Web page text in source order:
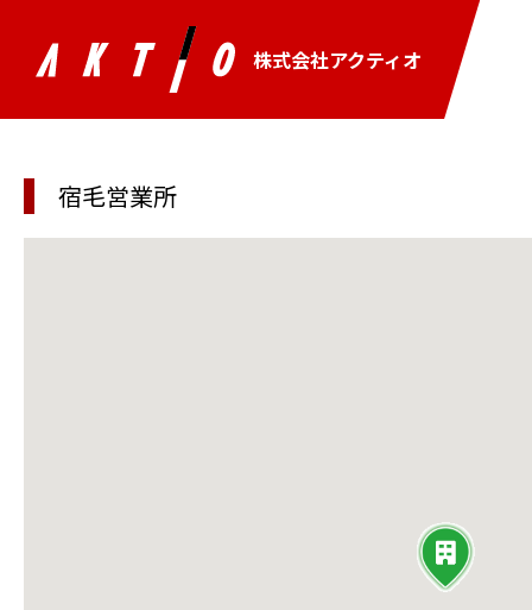
株式会社アクティオ
宿毛営業所